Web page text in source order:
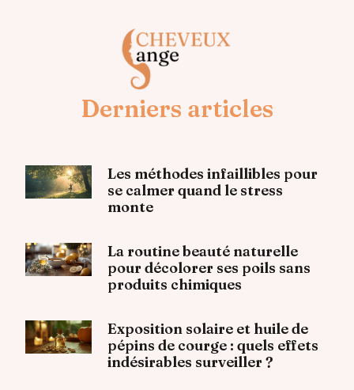
Derniers articles
Les méthodes infaillibles pour
se calmer quand le stress
monte
La routine beauté naturelle
pour décolorer ses poils sans
produits chimiques
Exposition solaire et huile de
pépins de courge : quels effets
indésirables surveiller ?